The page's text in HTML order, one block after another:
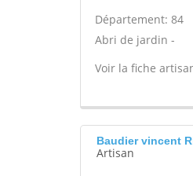
Département: 84
Abri de jardin -
Voir la fiche
Baudier vincent
Artisan